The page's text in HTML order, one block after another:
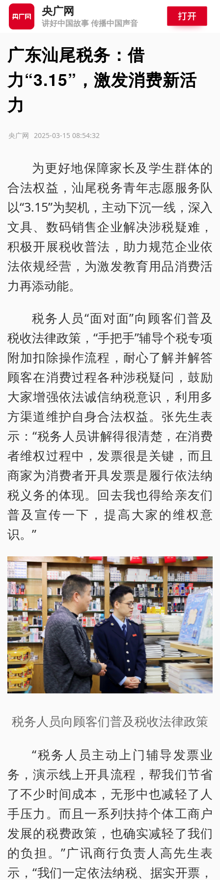
央广网
讲好中国故事 传播中国声音
广东汕尾税务：借
力“3.15”，激发消费新活
力
2025-03-15 08:54:32
央广网
为更好地保障家长及学生群体的
合法权益，汕尾税务青年志愿服务队
以“3.15”为契机，主动下沉一线，深入
文具、数码销售企业解决涉税疑难，
积极开展税收普法，助力规范企业依
法依规经营，为激发教育用品消费活
力再添动能。
税务人员“面对面”向顾客们普及
税收法律政策，“手把手”辅导个税专项
附加扣除操作流程，耐心了解并解答
顾客在消费过程各种涉税疑问，鼓励
大家增强依法诚信纳税意识，利用多
方渠道维护自身合法权益。张先生表
示：“税务人员讲解得很清楚，在消费
者维权过程中，发票很是关键，而且
商家为消费者开具发票是履行依法纳
税义务的体现。回去我也得给亲友们
普及宣传一下，提高大家的维权意
识。”
税务人员向顾客们普及税收法律政策
“税务人员主动上门辅导发票业
务，演示线上开具流程，帮我们节省
了不少时间成本，无形中也减轻了人
手压力。而且一系列扶持个体工商户
发展的税费政策，也确实减轻了我们
的负担。”广讯商行负责人高先生表
示，“我们一定依法纳税、据实开票，